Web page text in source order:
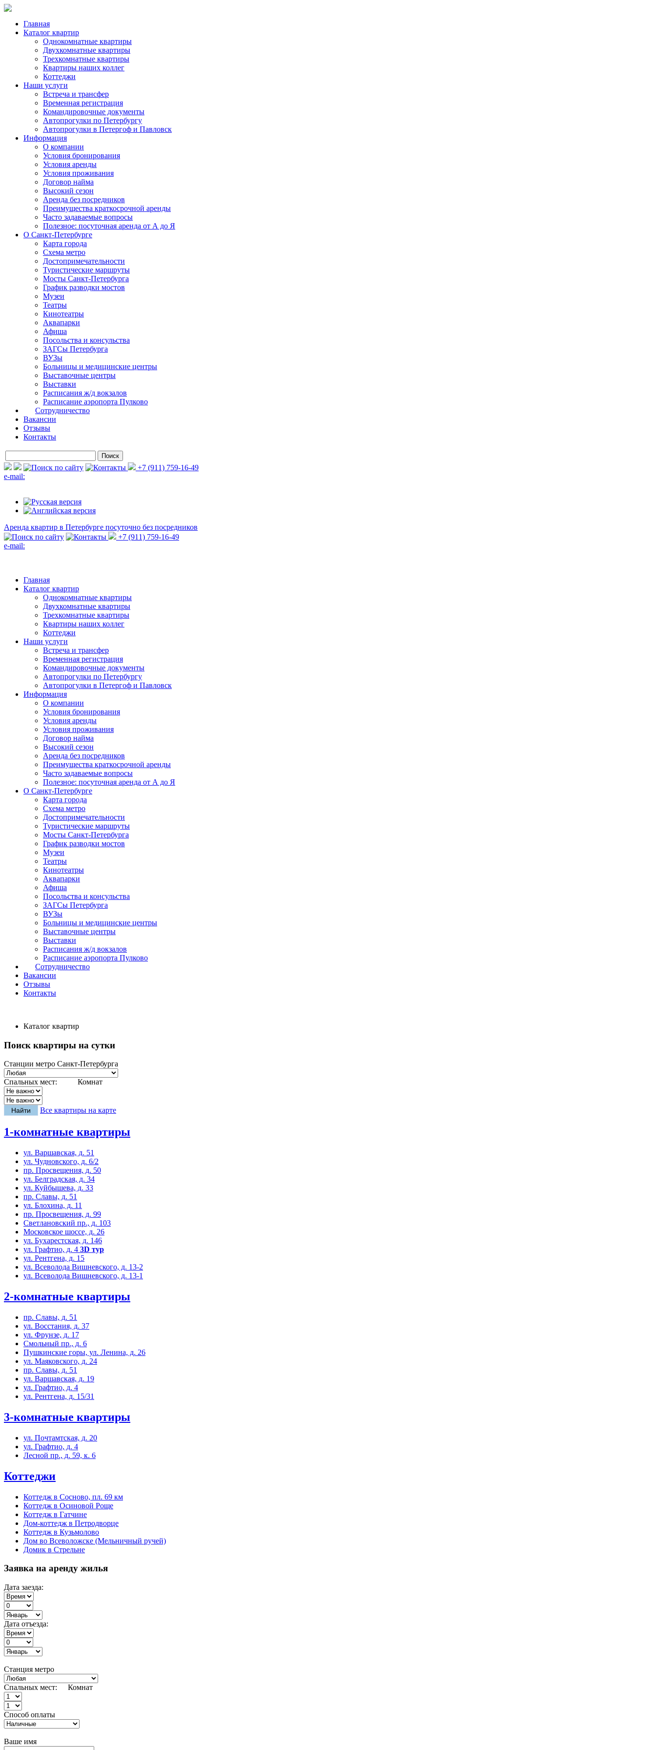
Главная
Каталог квартир
Однокомнатные квартиры
Двухкомнатные квартиры
Трехкомнатные квартиры
Квартиры наших коллег
Коттеджи
Наши услуги
Встреча и трансфер
Временная регистрация
Командировочные документы
Автопрогулки по Петербургу
Автопрогулки в Петергоф и Павловск
Информация
О компании
Условия бронирования
Условия аренды
Условия проживания
Договор найма
Высокий сезон
Аренда без посредников
Преимущества краткосрочной аренды
Часто задаваемые вопросы
Полезное: посуточная аренда от А до Я
О Санкт-Петербурге
Карта города
Схема метро
Достопримечательности
Туристические маршруты
Мосты Санкт-Петербурга
График разводки мостов
Музеи
Театры
Кинотеатры
Аквапарки
Афиша
Посольства и консульства
ЗАГСы Петербурга
ВУЗы
Больницы и медицинские центры
Выставочные центры
Выставки
Расписания ж/д вокзалов
Расписание аэропорта Пулково
Сотрудничество
Вакансии
Отзывы
Контакты
+7 (911) 759-16-49
e-mail:
Аренда квартир в Петербурге посуточно без посредников
+7 (911) 759-16-49
e-mail:
Главная
Каталог квартир
Однокомнатные квартиры
Двухкомнатные квартиры
Трехкомнатные квартиры
Квартиры наших коллег
Коттеджи
Наши услуги
Встреча и трансфер
Временная регистрация
Командировочные документы
Автопрогулки по Петербургу
Автопрогулки в Петергоф и Павловск
Информация
О компании
Условия бронирования
Условия аренды
Условия проживания
Договор найма
Высокий сезон
Аренда без посредников
Преимущества краткосрочной аренды
Часто задаваемые вопросы
Полезное: посуточная аренда от А до Я
О Санкт-Петербурге
Карта города
Схема метро
Достопримечательности
Туристические маршруты
Мосты Санкт-Петербурга
График разводки мостов
Музеи
Театры
Кинотеатры
Аквапарки
Афиша
Посольства и консульства
ЗАГСы Петербурга
ВУЗы
Больницы и медицинские центры
Выставочные центры
Выставки
Расписания ж/д вокзалов
Расписание аэропорта Пулково
Сотрудничество
Вакансии
Отзывы
Контакты
Каталог квартир
Поиск квартиры на сутки
Станции метро Санкт-Петербурга
Спальных мест: Комнат
Все квартиры на карте
1-комнатные квартиры
ул. Варшавская, д. 51
ул. Чудновского, д. 6/2
пр. Просвещения, д. 50
ул. Белградская, д. 34
ул. Куйбышева, д. 33
пр. Славы, д. 51
ул. Блохина, д. 11
пр. Просвещения, д. 99
Светлановский пр., д. 103
Московское шоссе, д. 26
ул. Бухарестская, д. 146
ул. Графтио, д. 4 3D тур
ул. Рентгена, д. 15
ул. Всеволода Вишневского, д. 13-2
ул. Всеволода Вишневского, д. 13-1
2-комнатные квартиры
пр. Славы, д. 51
ул. Восстания, д. 37
ул. Фрунзе, д. 17
Смольный пр., д. 6
Пушкинские горы, ул. Ленина, д. 26
ул. Маяковского, д. 24
пр. Славы, д. 51
ул. Варшавская, д. 19
ул. Графтио, д. 4
ул. Рентгена, д. 15/31
3-комнатные квартиры
ул. Почтамтская, д. 20
ул. Графтио, д. 4
Лесной пр., д. 59, к. 6
Коттеджи
Коттедж в Сосново, пл. 69 км
Коттедж в Осиновой Роще
Коттедж в Гатчине
Дом-коттедж в Петродворце
Коттедж в Кузьмолово
Дом во Всеволожске (Мельничный ручей)
Домик в Стрельне
Заявка на аренду жилья
Дата заезда:
Дата отъезда:
Станция метро
Спальных мест: Комнат
Способ оплаты
Ваше имя